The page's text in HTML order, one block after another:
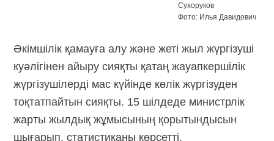
Сухоруков
Фото: Илья Давидович
Әкімшілік қамауға алу және жеті жыл жүргізуші
куәлігінен айыру сияқты қатаң жауапкершілік
жүргізушілерді мас күйінде көлік жүргізуден
тоқтатпайтын сияқты. 15 шілдеде министрлік
жарты жылдық жұмысының қорытындысын
шығарып, статистиканы көрсетті.